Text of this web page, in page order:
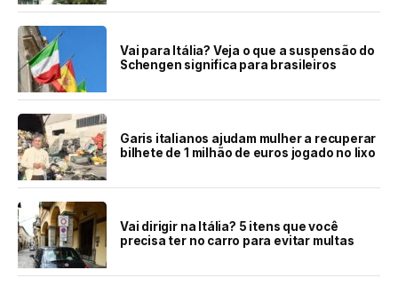
Vai para Itália? Veja o que a suspensão do
Schengen significa para brasileiros
Garis italianos ajudam mulher a recuperar
bilhete de 1 milhão de euros jogado no lixo
Vai dirigir na Itália? 5 itens que você
precisa ter no carro para evitar multas